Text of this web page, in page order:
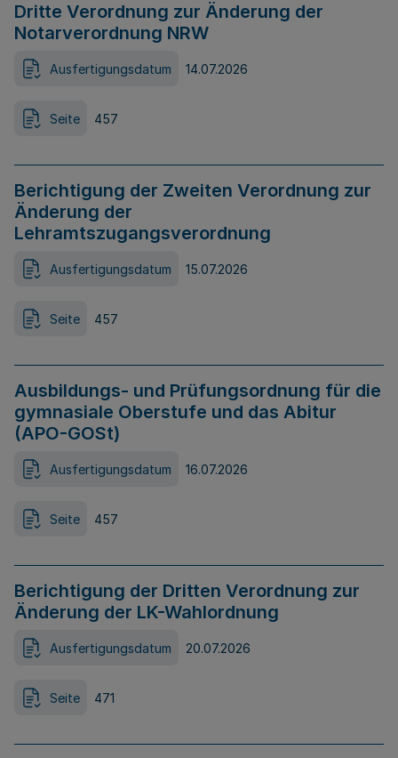
Dritte Verordnung zur Änderung der
Notarverordnung NRW
Ausfertigungsdatum 14.07.2026
Seite 457
Berichtigung der Zweiten Verordnung zur
Änderung der
Lehramtszugangsverordnung
Ausfertigungsdatum 15.07.2026
Seite 457
Ausbildungs- und Prüfungsordnung für die
gymnasiale Oberstufe und das Abitur
(APO-GOSt)
Ausfertigungsdatum 16.07.2026
Seite 457
Berichtigung der Dritten Verordnung zur
Änderung der LK-Wahlordnung
Ausfertigungsdatum 20.07.2026
Seite 471